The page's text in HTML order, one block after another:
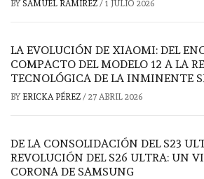
BY SAMUEL RAMÍREZ / 1 JULIO 2026
LA EVOLUCIÓN DE XIAOMI: DEL
COMPACTO DEL MODELO 12 A LA
TECNOLÓGICA DE LA INMINENTE
BY ERICKA PÉREZ / 27 ABRIL 2026
DE LA CONSOLIDACIÓN DEL S23
REVOLUCIÓN DEL S26 ULTRA: UN
CORONA DE SAMSUNG